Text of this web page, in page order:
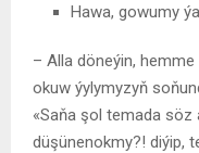
Hawa, gowumy
– Alla döneýin,
okuw ýylymyzyň
«Saňa şol temada söz
düşünenokmy?! diýip,